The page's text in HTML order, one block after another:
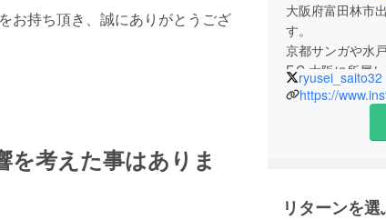
お持ち頂き、誠にありがとうござ
を考えた事はありま
大阪府富田林市
す。
京都サンガや水
F.C.大阪に所属
スキンケアを通
リートにも体験
ryusei_saito32
https://
リターンを選